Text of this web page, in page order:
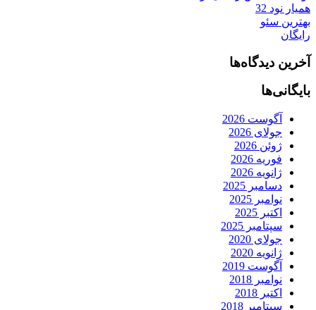
همیار نود 32
بهترین سئو
رایگان
آخرین دیدگاه‌ها
بایگانی‌ها
آگوست 2026
جولای 2026
ژوئن 2026
فوریه 2026
ژانویه 2026
دسامبر 2025
نوامبر 2025
اکتبر 2025
سپتامبر 2025
جولای 2020
ژانویه 2020
آگوست 2019
نوامبر 2018
اکتبر 2018
سپتامبر 2018